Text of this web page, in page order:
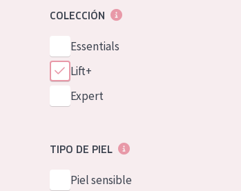
COLECCIÓN
Essentials
Lift+
Expert
TIPO DE PIEL
Piel sensible